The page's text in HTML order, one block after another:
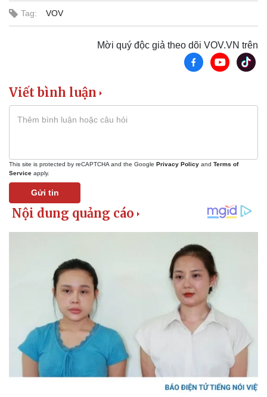
Pháp luật
Vụ án
Tag: VOV
Mời quý độc giả theo dõi VOV.VN trên
Viết bình luận
This site is protected by reCAPTCHA and the Google Privacy Policy and Terms of
Service apply.
Gửi tin